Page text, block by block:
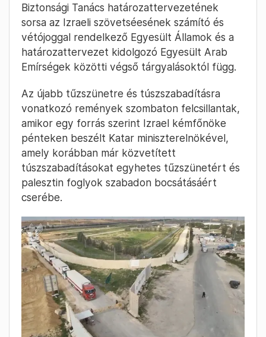
Biztonsági Tanács határozattervezetének
sorsa az Izraeli szövetséesének számító és
vétójoggal rendelkező Egyesült Államok és a
határozattervezet kidolgozó Egyesült Arab
Emírségek közötti végső tárgyalásoktól függ.
Az újabb tűzszünetre és túszszabadításra
vonatkozó remények szombaton felcsillantak,
amikor egy forrás szerint Izrael kémfőnöke
pénteken beszélt Katar miniszterelnökével,
amely korábban már közvetített
túszszabadításokat egyhetes tűzszünetért és
palesztin foglyok szabadon bocsátásáért
cserébe.